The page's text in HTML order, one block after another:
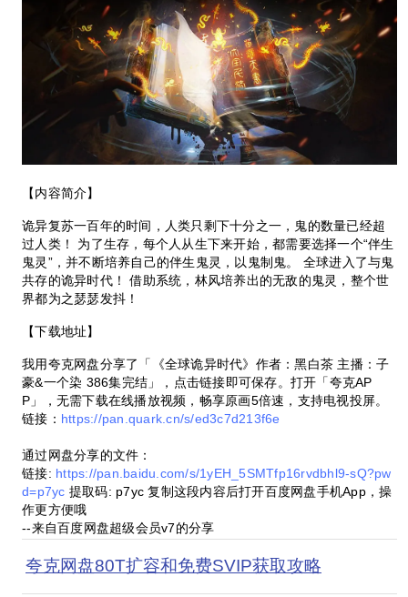
【内容简介】
诡异复苏一百年的时间，人类只剩下十分之一，鬼的数量已经超
过人类！ 为了生存，每个人从生下来开始，都需要选择一个“伴生
鬼灵”，并不断培养自己的伴生鬼灵，以鬼制鬼。 全球进入了与鬼
共存的诡异时代！ 借助系统，林风培养出的无敌的鬼灵，整个世
界都为之瑟瑟发抖！
【下载地址】
我用夸克网盘分享了「《全球诡异时代》作者：黑白茶 主播：子
豪&一个染 386集完结」，点击链接即可保存。打开「夸克AP
P」，无需下载在线播放视频，畅享原画5倍速，支持电视投屏。
链接： https://pan.quark.cn/s/ed3c7d213f6e
通过网盘分享的文件：
链接: https://pan.baidu.com/s/1yEH_5SMTfp16rvdbhl9-sQ?pw
d=p7yc 提取码: p7yc 复制这段内容后打开百度网盘手机App，操
作更方便哦
--来自百度网盘超级会员v7的分享
夸克网盘80T扩容和免费SVIP获取攻略